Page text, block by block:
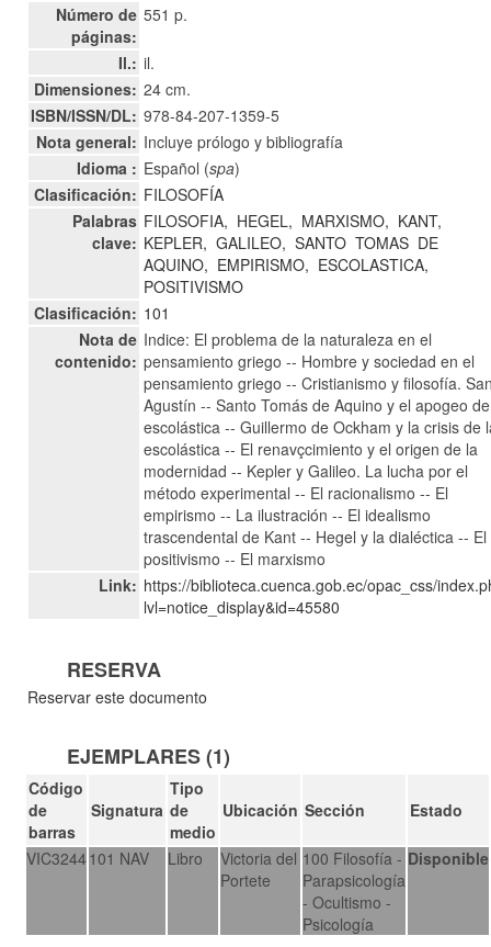
Número de
páginas:
551 p.
Il.: il.
Dimensiones: 24 cm.
ISBN/ISSN/DL: 978-84-207-1359-5
Nota general: Incluye prólogo y bibliografía
Idioma : Español (spa)
Clasificación: FILOSOFÍA
Palabras
clave:
FILOSOFIA, HEGEL, MARXISMO, KANT,
KEPLER, GALILEO, SANTO TOMAS DE
AQUINO, EMPIRISMO, ESCOLASTICA,
POSITIVISMO
Clasificación: 101
Nota de
contenido:
Indice: El problema de la naturaleza en el
pensamiento griego -- Hombre y sociedad en el
pensamiento griego -- Cristianismo y filosofía.
Agustín -- Santo Tomás de Aquino y el apogeo
escolástica -- Guillermo de Ockham y la crisis de
escolástica -- El renavçcimiento y el origen de la
modernidad -- Kepler y Galileo. La lucha por el
método experimental -- El racionalismo -- El
empirismo -- La ilustración -- El idealismo
trascendental de Kant -- Hegel y la dialéctica -- El
positivismo -- El marxismo
Link: https://biblioteca.cuenca.gob.ec/opac_css/
lvl=notice_display&id=45580
RESERVA
Reservar este documento
EJEMPLARES (1)
Código
de
barras
Signatura
Tipo
de
medio
Ubicación Sección Estado
VIC3244101 NAV Libro
Victoria del
Portete
100 Filosofía -
Parapsicología
- Ocultismo -
Psicología
Disponible